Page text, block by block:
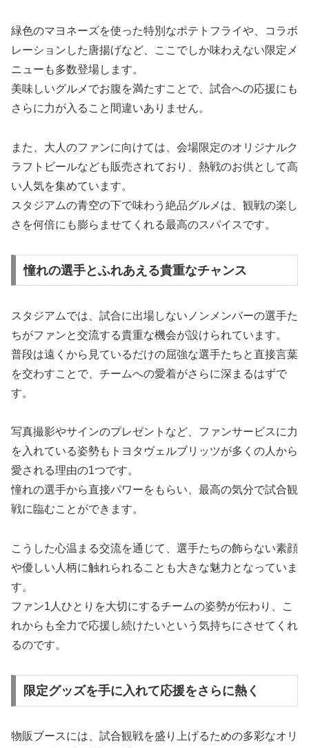
緑色のマヨネーズを使った特別なポテトフライや、コラボ
レーションした唐揚げなど、ここでしか味わえない限定メ
ニューも多数登場します。
美味しいグルメでお腹を満たすことで、試合への応援にも
さらに力が入ること間違いありません。
また、大人のファンに向けては、会場限定のオリジナルク
ラフトビールなども販売されており、熱戦のお供として高
い人気を集めています。
スタジアムの青空の下で味わう絶品グルメは、観戦の楽し
さを何倍にも膨らませてくれる最高のスパイスです。
憧れの選手とふれあえる貴重なチャンス
スタジアムでは、試合に出場しないノンメンバーの選手た
ちがファンと交流する貴重な機会が設けられています。
普段は遠くから見ているだけの屈強な選手たちと直接言葉
を交わすことで、チームへの愛着がさらに深まるはずで
す。
写真撮影やサインのプレゼントなど、ファンサービスに力
を入れている姿勢もトヨタヴェルブリッツが多くの人から
愛される理由の1つです。
憧れの選手から直接パワーをもらい、最高の気分で試合観
戦に臨むことができます。
こうした心温まる交流を通じて、選手たちの飾らない素顔
や優しい人柄に触れられることも大きな魅力となっていま
す。
ファン1人ひとりを大切にするチームの姿勢が伝わり、こ
れからも全力で応援し続けたいという気持ちにさせてくれ
るのです。
限定グッズを手に入れて応援をさらに熱く
物販ブースには、試合観戦を盛り上げるための多彩なオリ